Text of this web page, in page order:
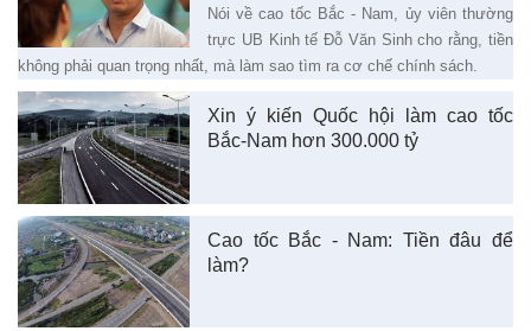
Nói về cao tốc Bắc - Nam, ủy viên thường
trực UB Kinh tế Đỗ Văn Sinh cho rằng, tiền
không phải quan trọng nhất, mà làm sao tìm ra cơ chế chính sách.
Xin ý kiến Quốc hội làm cao tốc
Bắc-Nam hơn 300.000 tỷ
Cao tốc Bắc - Nam: Tiền đâu để
làm?